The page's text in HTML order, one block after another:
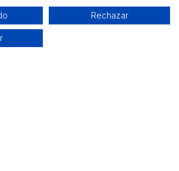
Rechazar